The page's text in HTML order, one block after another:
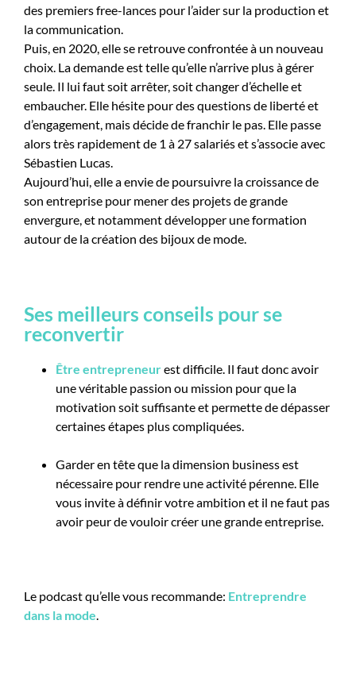
des premiers free-lances pour l’aider sur la production et
la communication.
Puis, en 2020, elle se retrouve confrontée à un nouveau
choix. La demande est telle qu’elle n’arrive plus à gérer
seule. Il lui faut soit arrêter, soit changer d’échelle et
embaucher. Elle hésite pour des questions de liberté et
d’engagement, mais décide de franchir le pas. Elle passe
alors très rapidement de 1 à 27 salariés et s’associe avec
Sébastien Lucas.
Aujourd’hui, elle a envie de poursuivre la croissance de
son entreprise pour mener des projets de grande
envergure, et notamment développer une formation
autour de la création des bijoux de mode.
Ses meilleurs conseils pour se
reconvertir
Être entrepreneurest difficile. Il faut donc avoir
une véritable passion ou mission pour que la
motivation soit suffisante et permette de dépasser
certaines étapes plus compliquées.
Garder en tête que la dimension business est
nécessaire pour rendre une activité pérenne. Elle
vous invite à définir votre ambition et il ne faut pas
avoir peur de vouloir créer une grande entreprise.
Le podcast qu’elle vous recommande: Entreprendre
dans la mode.